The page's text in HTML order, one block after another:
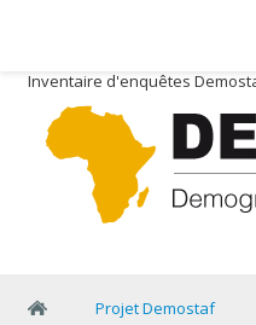
Inventaire d'enquêtes
Projet Demostaf